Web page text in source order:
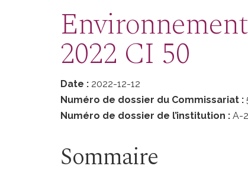
here
2022 CI 50
Date : 2022-12-12
Numéro de dossier du Commissariat :
Numéro de dossier de l’institution : A-
Sommaire